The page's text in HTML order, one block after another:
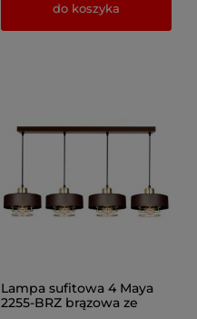
do koszyka
Lampa sufitowa 4 Maya
2255-BRZ brązowa ze